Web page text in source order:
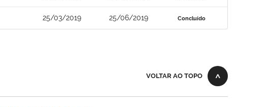
25/03/2019 25/06/2019 Concluído
VOLTAR AO TOPO